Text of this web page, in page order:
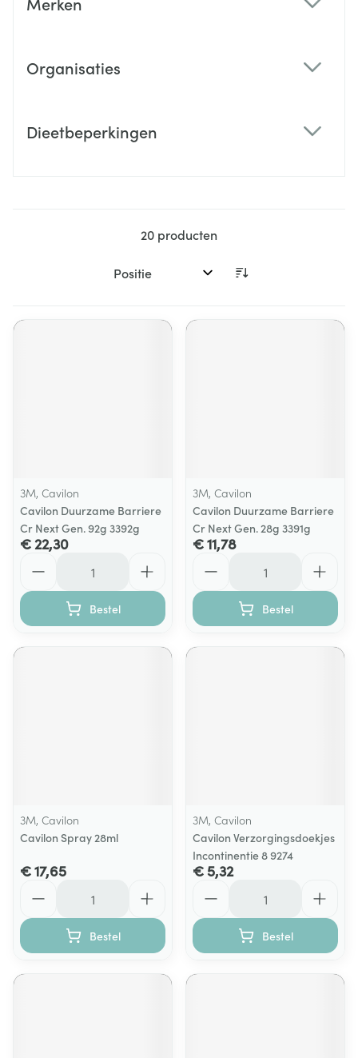
Organisaties
Dieetbeperkingen
20 producten
Sorteer op:
3M, Cavilon
Cavilon Duurzame Barriere
Cr Next Gen. 92g 3392g
€ 22,30
Bestel
3M, Cavilon
Cavilon Duurzame Barriere
Cr Next Gen. 28g 3391g
€ 11,78
Bestel
3M, Cavilon
Cavilon Spray 28ml
€ 17,65
Bestel
3M, Cavilon
Cavilon Verzorgingsdoekjes
Incontinentie 8 9274
€ 5,32
Bestel